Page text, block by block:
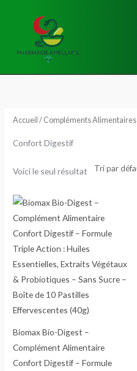
Accueil / Compléments Alimentaires
Confort Digestif
Voici le seul résultat
Biomax Bio-Digest –
Complément Alimentaire
Confort Digestif – Formule